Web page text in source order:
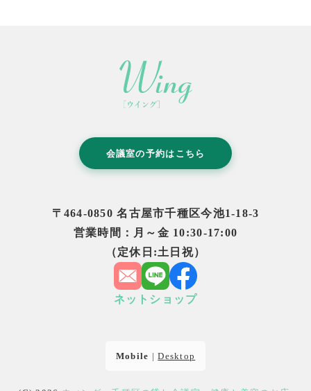
会議室の予約はこちら
〒464-0850 名古屋市千種区今池1-18-3
営業時間：月～金 10:30-17:00
（定休日:土日祝）
ネットショップ
Mobile |Desktop